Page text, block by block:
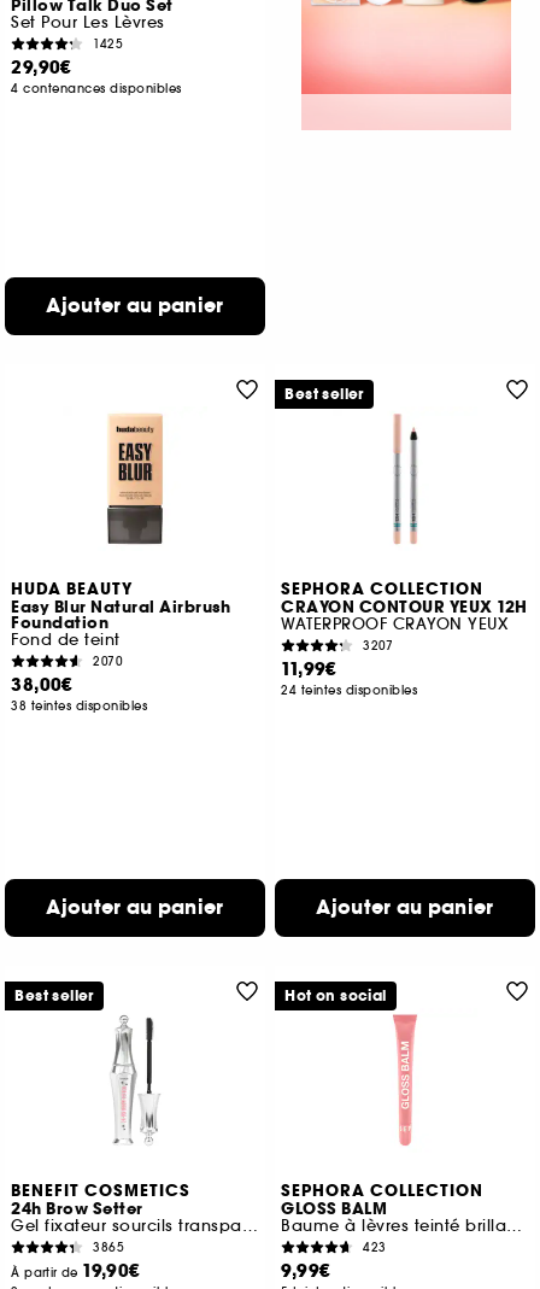
Pillow Talk Duo Set
Set Pour Les Lèvres
1425
29,90€
4 contenances disponibles
Ajouter au panier
HUDA BEAUTY
Easy Blur Natural Airbrush
Foundation
Fond de teint
2070
38,00€
38 teintes disponibles
Ajouter au panier
SEPHORA COLLECTION
CRAYON CONTOUR YEUX 12H
WATERPROOF CRAYON YEUX
3207
11,99€
24 teintes disponibles
Ajouter au panier
Best seller
BENEFIT COSMETICS
24h Brow Setter
Gel fixateur sourcils transparent
3865
À partir de 19,90€
Best seller
SEPHORA COLLECTION
GLOSS BALM
Baume à lèvres teinté brillance rebondie
423
9,99€
Hot on social